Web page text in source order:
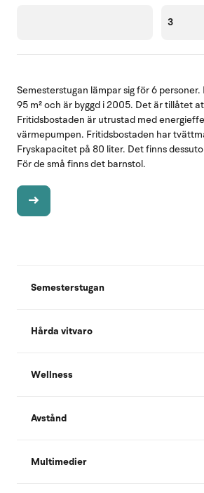
3
Semesterstugan lämpar sig för 6
95 m² och är byggd i 2005. Det är tillåtet
Fritidsbostaden är utrustad med
värmepumpen. Fritidsbostaden har
Fryskapacitet på 80 liter. Det finns
För de små finns det barnstol.
Semesterstugan
Hårda vitvaro
Wellness
Avstånd
Multimedier